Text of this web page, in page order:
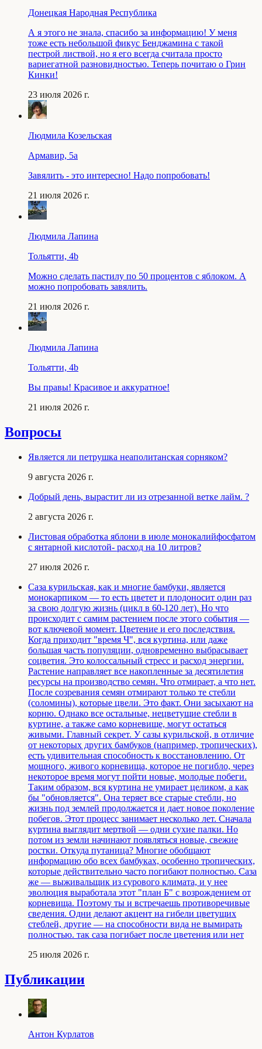
Донецкая Народная Республика
А я этого не знала, спасибо за информацию! У меня
тоже есть небольшой фикус Бенджамина с такой
пестрой листвой, но я его всегда считала просто
вариегатной разновидностью. Теперь почитаю о Грин
Кинки!
23 июля 2026 г.
Людмила Козельская
Армавир, 5a
Завялить - это интересно! Надо попробовать!
21 июля 2026 г.
Людмила Лапина
Тольятти, 4b
Можно сделать пастилу по 50 процентов с яблоком. А
можно попробовать завялить.
21 июля 2026 г.
Людмила Лапина
Тольятти, 4b
Вы правы! Красивое и аккуратное!
21 июля 2026 г.
Вопросы
Является ли петрушка неаполитанская сорняком?
9 августа 2026 г.
Добрый день, вырастит ли из отрезанной ветке лайм. ?
2 августа 2026 г.
Листовая обработка яблони в июле монокалийфосфатом
с янтарной кислотой- расход на 10 литров?
27 июля 2026 г.
Саза курильская, как и многие бамбуки, является
монокарпиком — то есть цветет и плодоносит один раз
за свою долгую жизнь (цикл в 60-120 лет). Но что
происходит с самим растением после этого события —
вот ключевой момент. Цветение и его последствия.
Когда приходит "время Ч", вся куртина, или даже
большая часть популяции, одновременно выбрасывает
соцветия. Это колоссальный стресс и расход энергии.
Растение направляет все накопленные за десятилетия
ресурсы на производство семян. Что отмирает, а что нет.
После созревания семян отмирают только те стебли
(соломины), которые цвели. Это факт. Они засыхают на
корню. Однако все остальные, нецветущие стебли в
куртине, а также само корневище, могут остаться
живыми. Главный секрет. У сазы курильской, в отличие
от некоторых других бамбуков (например, тропических),
есть удивительная способность к восстановлению. От
мощного, живого корневища, которое не погибло, через
некоторое время могут пойти новые, молодые побеги.
Таким образом, вся куртина не умирает целиком, а как
бы "обновляется". Она теряет все старые стебли, но
жизнь под землей продолжается и дает новое поколение
побегов. Этот процесс занимает несколько лет. Сначала
куртина выглядит мертвой — одни сухие палки. Но
потом из земли начинают появляться новые, свежие
ростки. Откуда путаница? Многие обобщают
информацию обо всех бамбуках, особенно тропических,
которые действительно часто погибают полностью. Саза
же — выживальщик из сурового климата, и у нее
эволюция выработала этот "план Б" с возрождением от
корневища. Поэтому ты и встречаешь противоречивые
сведения. Одни делают акцент на гибели цветущих
стеблей, другие — на способности вида не вымирать
полностью. так саза погибает после цветения или нет
25 июля 2026 г.
Публикации
Антон Курлатов